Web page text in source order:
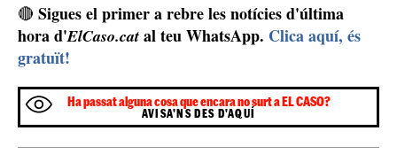
🔴 Sigues el primer a rebre les notícies d'última
hora d'ElCaso.cat al teu WhatsApp. Clica aquí, és
gratuït!
Ha passat alguna cosa que encara no surt a EL CASO?
AVISA'NS DES D'AQUÍ